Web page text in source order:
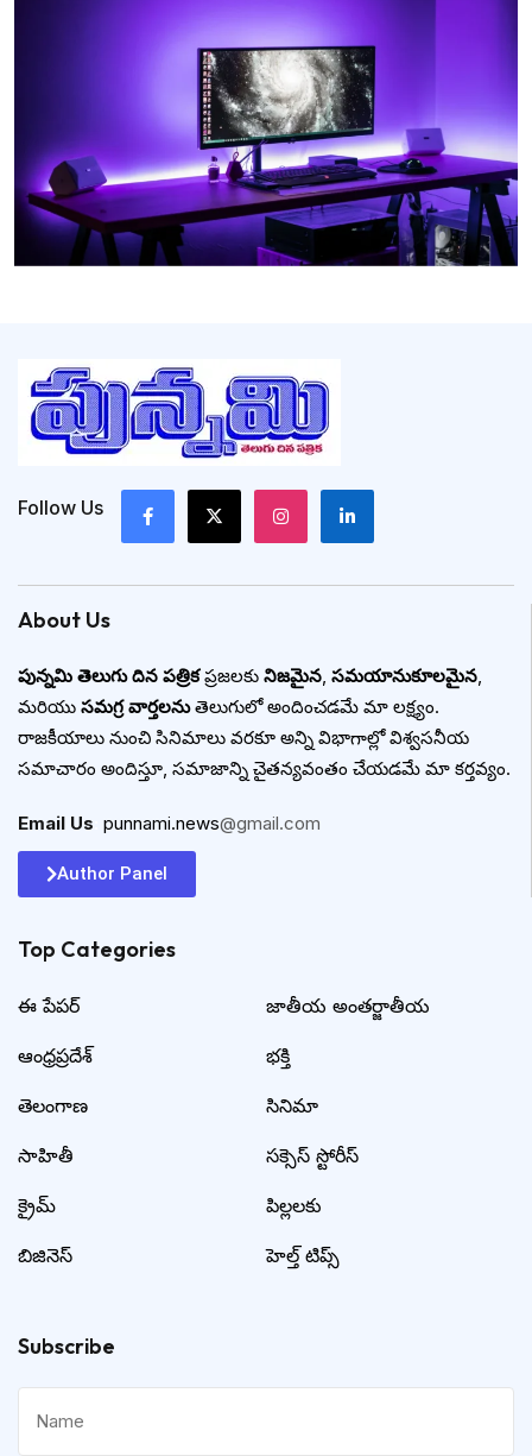
Follow Us
About Us
పున్నమి తెలుగు దిన పత్రికప్రజలకు నిజమైన, సమయానుకూలమైన,
మరియు సమగ్ర వార్తలనుతెలుగులో అందించడమే మా లక్ష్యం.
రాజకీయాలు నుంచి సినిమాలు వరకూ అన్ని విభాగాల్లో విశ్వసనీయ
సమాచారం అందిస్తూ, సమాజాన్ని చైతన్యవంతం చేయడమే మా కర్తవ్యం.
Email Us punnami.news@gmail.com
Author Panel
Top Categories​
ఈ పేపర్
ఆంధ్రప్రదేశ్
తెలంగాణ
సాహితీ
క్రైమ్
బిజినెస్
జాతీయ అంతర్జాతీయ
భక్తి
సినిమా
సక్సెస్ స్టోరీస్
పిల్లలకు
హెల్త్ టిప్స్
Subscribe